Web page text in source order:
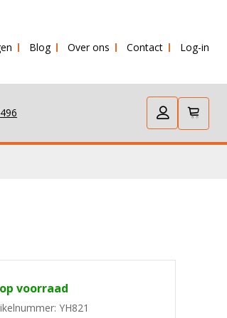
Blog Over ons Contact Log-in
op voorraad
YH821